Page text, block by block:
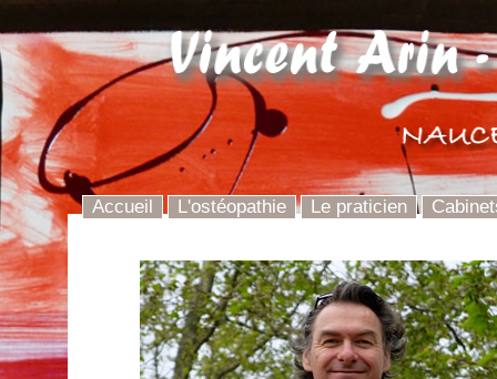
Accueil L'ostéopathie Le praticien